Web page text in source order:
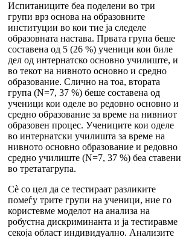
Испитаниците беа поделени во три
групи врз основа на образовните
институции во кои тие ја следеле
образовната настава. Првата група беше
составена од 5 (26 %) ученици кои биле
дел од интернатско основно училиште, и
во текот на нивното основно и средно
образование. Слично на тоа, втората
група (N=7, 37 %) беше составена од
ученици кои оделе во редовно основно и
средно образование за време на нивниот
образовен процес. Учениците кои оделе
во интернатски училишта за време на
нивното основно образование и редовно
средно училиште (N=7, 37 %) беа ставени
во третатагрупа.
Сè со цел да се тестираат разликите
помеѓу трите групи на ученици, ние го
користевме моделот на анализа на
робустна дискриминанта и ја тестиравме
секоја област индивидуално. Анализите